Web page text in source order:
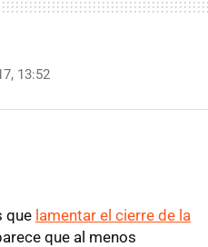
13:52
que lamentar el cierre de la
que al menos